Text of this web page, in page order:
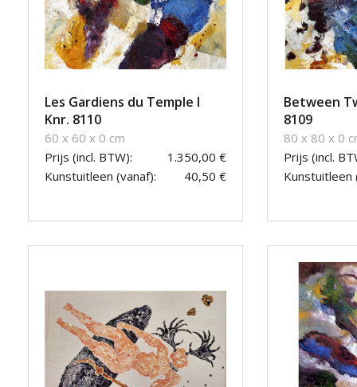
Les Gardiens du Temple I
Knr. 8110
60 x 60 x 0 cm
Prijs (incl. BTW):
1.350,00 €
Kunstuitleen (vanaf):
40,50 €
Between
8109
80 x 80 x 0
Prijs (incl.
Kunstuitleen